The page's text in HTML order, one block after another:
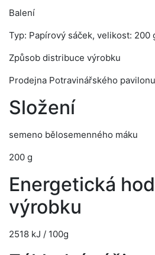
Balení
Typ: Papírový sáček, velikost: 200
Způsob distribuce výrobku
Prodejna Potravinářského
Složení
semeno bělosemenného máku
200 g
Energetická
výrobku
2518 kJ / 100g